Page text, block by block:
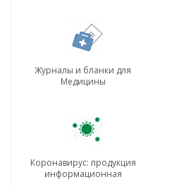
Журналы и бланки для
Медицины
Коронавирус: продукция
информационная